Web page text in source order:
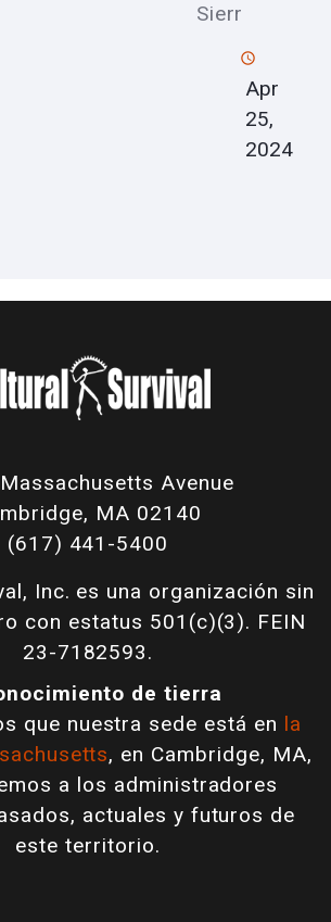
Sierr
Apr
25,
2024
Avenue
MA 02140
(617) 441-5400
Inc. es una organización sin
con estatus 501(c)(3). FEIN
23-7182593.
de tierra
que nuestra sede está en la
, en Cambridge, MA,
a los administradores
actuales y futuros de
este territorio.